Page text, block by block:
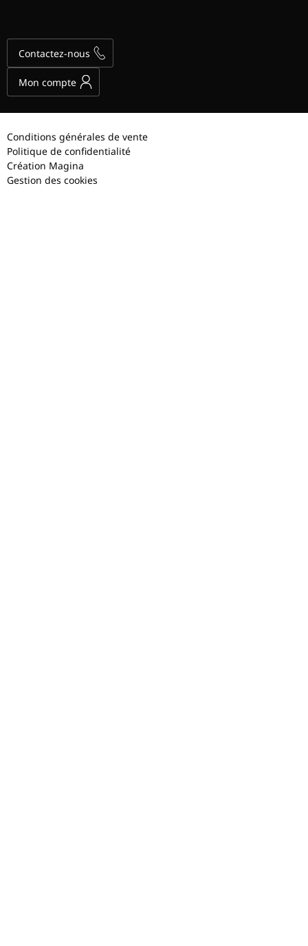
Contactez-nous
Mon compte
Conditions générales de vente
Politique de confidentialité
Création Magina
Gestion des cookies